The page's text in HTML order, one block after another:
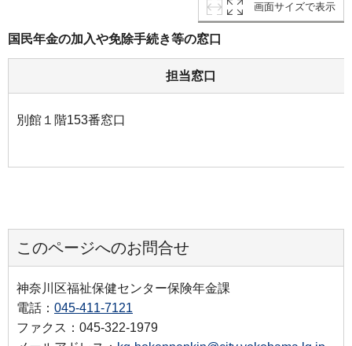
画面サイズで表示
国民年金の加入や免除手続き等の窓口
担当窓口
別館１階153番窓
このページへのお問合せ
神奈川区福祉保健センター保険年金課
電話： 045-411-7121
ファクス：045-322-1979